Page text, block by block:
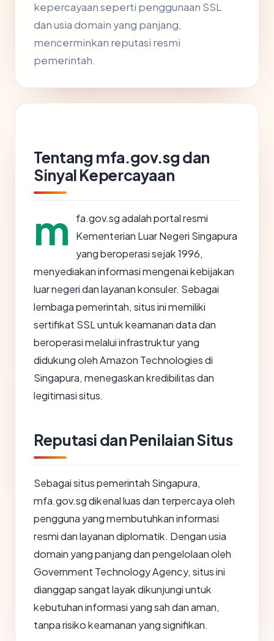
kepercayaan seperti penggunaan SSL
dan usia domain yang panjang,
mencerminkan reputasi resmi
pemerintah.
Tentang mfa.gov.sg dan
Sinyal Kepercayaan
m
fa.gov.sg adalah portal resmi
Kementerian Luar Negeri Singapura
yang beroperasi sejak 1996,
menyediakan informasi mengenai kebijakan
luar negeri dan layanan konsuler. Sebagai
lembaga pemerintah, situs ini memiliki
sertifikat SSL untuk keamanan data dan
beroperasi melalui infrastruktur yang
didukung oleh Amazon Technologies di
Singapura, menegaskan kredibilitas dan
legitimasi situs.
Reputasi dan Penilaian Situs
Sebagai situs pemerintah Singapura,
mfa.gov.sg dikenal luas dan terpercaya oleh
pengguna yang membutuhkan informasi
resmi dan layanan diplomatik. Dengan usia
domain yang panjang dan pengelolaan oleh
Government Technology Agency, situs ini
dianggap sangat layak dikunjungi untuk
kebutuhan informasi yang sah dan aman,
tanpa risiko keamanan yang signifikan.